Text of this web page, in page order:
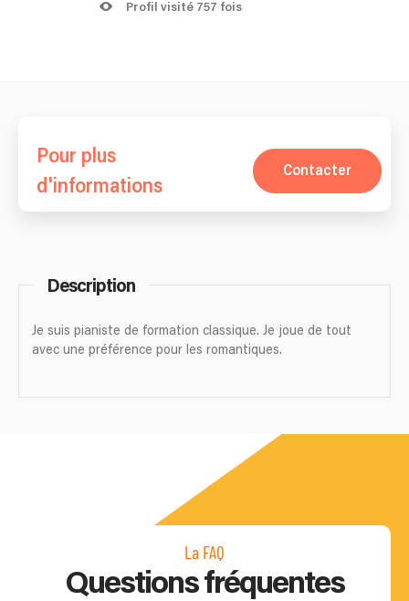
Profil visité 757 fois
Pour plus
d'informations
Contacter
Description
Je suis pianiste de formation classique. Je joue de tout
avec une préférence pour les romantiques.
La FAQ
Questions fréquentes